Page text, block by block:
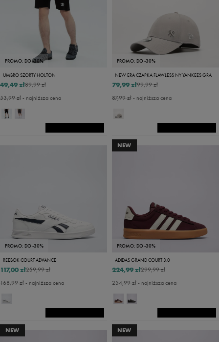
PROMO: DO -30%
UMBRO SZORTY HOLTON
89,99 zł
49,49 zł
53,99 zł- najniższa cena
PROMO: DO -30%
NEW ERA CZAPKA FLAWLESS NY YANKEES GRA
99,99 zł
79,99 zł
87,99 zł- najniższa cena
PROMO: DO -30%
REEBOK COURT ADVANCE
259,99 zł
117,00 zł
168,99 zł- najniższa cena
NEW
PROMO: DO -30%
ADIDAS GRAND COURT 3.0
299,99 zł
224,99 zł
254,99 zł- najniższa cena
NEW NEW